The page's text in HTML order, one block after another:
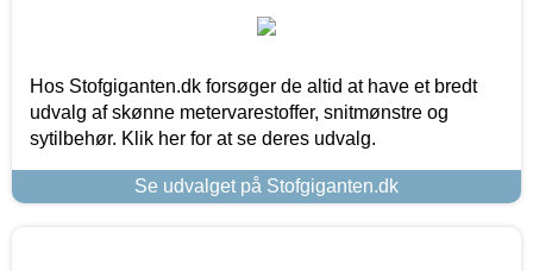
Hos Stofgiganten.dk forsøger de altid at have et bredt
udvalg af skønne metervarestoffer, snitmønstre og
sytilbehør. Klik her for at se deres udvalg.
Se udvalget på Stofgiganten.dk